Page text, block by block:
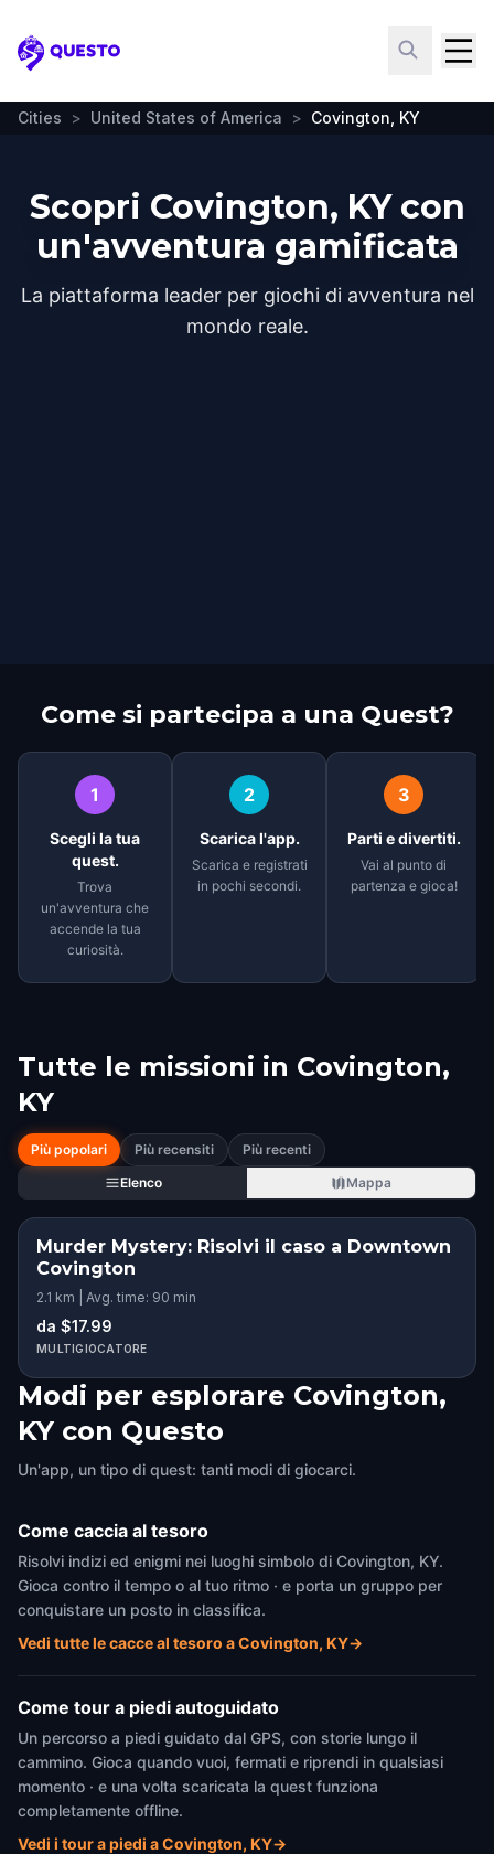
Questo
Cities > United States of America > Covington, KY
Scopri Covington, KY con
un'avventura gamificata
La piattaforma leader per giochi di avventura nel
mondo reale.
Come si partecipa a una Quest?
1
Scegli la tua
quest.
Trova
un'avventura che
accende la tua
curiosità.
2
Scarica l'app.
Scarica e registrati
in pochi secondi.
3
Parti e divertiti.
Vai al punto di
partenza e gioca!
Tutte le missioni in Covington,
KY
Più popolari Più recensiti
Più recenti
Elenco
Mappa
Murder Mystery: Risolvi il caso a Downtown
Covington
2.1 km | Avg. time: 90 min
da $17.99
MULTIGIOCATORE
Modi per esplorare Covington,
KY con Questo
Un'app, un tipo di quest: tanti modi di giocarci.
Come caccia al tesoro
Risolvi indizi ed enigmi nei luoghi simbolo di Covington, KY.
Gioca contro il tempo o al tuo ritmo · e porta un gruppo per
conquistare un posto in classifica.
Vedi tutte le cacce al tesoro a Covington, KY→
Come tour a piedi autoguidato
Un percorso a piedi guidato dal GPS, con storie lungo il
cammino. Gioca quando vuoi, fermati e riprendi in qualsiasi
momento · e una volta scaricata la quest funziona
completamente offline.
Vedi i tour a piedi a Covington, KY→